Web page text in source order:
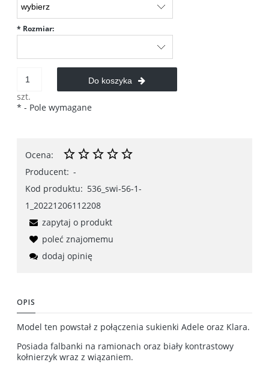
* Rozmiar:
szt.
Do koszyka
* - Pole wymagane
Ocena:
Producent: -
Kod produktu: 536_swi-56-1-
1_20221206112208
zapytaj o produkt
poleć znajomemu
dodaj opinię
OPIS
Model ten powstał z połączenia sukienki Adele oraz Klara.
Posiada falbanki na ramionach oraz biały kontrastowy
kołnierzyk wraz z wiązaniem.